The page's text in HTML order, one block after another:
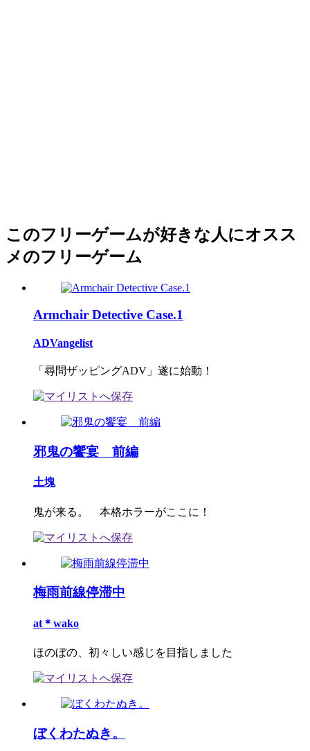
このフリーゲームが好きな人にオスス
メのフリーゲーム
Armchair Detective Case.1
ADVangelist
「尋問ザッピングADV」遂に始動！
邪鬼の饗宴 前編
土塊
鬼が来る。 本格ホラーがここに！
梅雨前線停滞中
at＊wako
ほのぼの、初々しい感じを目指しました
ぼくわたぬき。